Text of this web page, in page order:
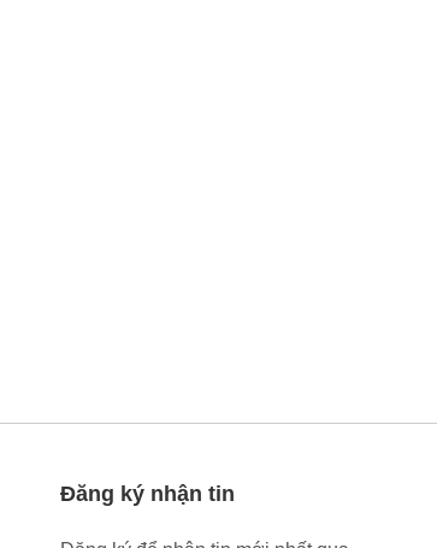
Đăng ký nhận tin